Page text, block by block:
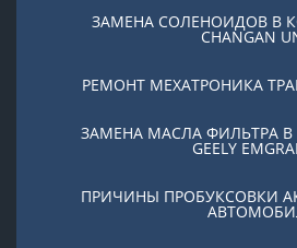
ЗАМЕНА СОЛЕНОИДОВ В
CHANGAN
РЕМОНТ МЕХАТРОНИКА
ЗАМЕНА МАСЛА ФИЛЬТРА В
GEELY
ПРИЧИНЫ ПРОБУКСОВКИ